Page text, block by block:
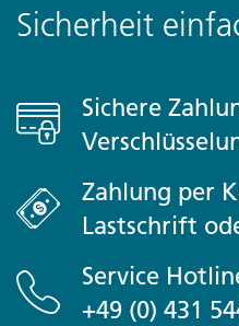
Sicherheit
Sichere
Zahlung per
Lastschrift
Service
+49 (0) 431